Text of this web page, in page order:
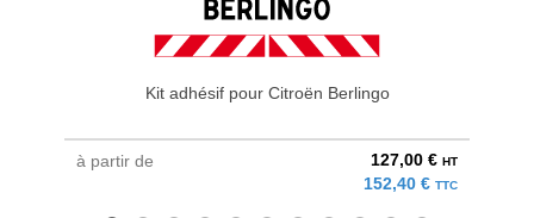
Kit adhésif pour Citroën Berlingo
à partir de 127,00 € HT
152,40 € TTC